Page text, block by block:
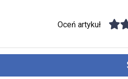
Oceń artykuł